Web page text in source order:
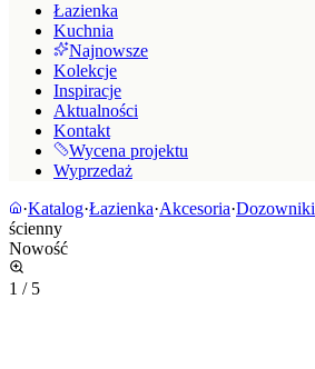
Łazienka
Kuchnia
Najnowsze
Kolekcje
Inspiracje
Aktualności
Kontakt
Wycena projektu
Wyprzedaż
·Katalog·Łazienka·Akcesoria·Dozowniki
ścienny
Nowość
1 / 5